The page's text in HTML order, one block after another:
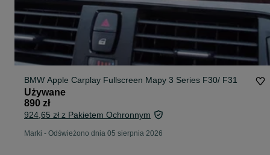
BMW Apple Carplay Fullscreen Mapy 3 Series F30/ F31
Używane
890 zł
924,65 zł z Pakietem Ochronnym
Marki - Odświeżono dnia 05 sierpnia 2026